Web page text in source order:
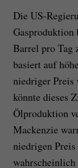
Die US-
Barrel pro Tag
basiert auf
niedriger Preis
könnte dieses
Ölproduktion
Mackenzie
niedrigen
wahrscheinlich